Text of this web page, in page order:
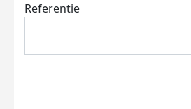
Referentie